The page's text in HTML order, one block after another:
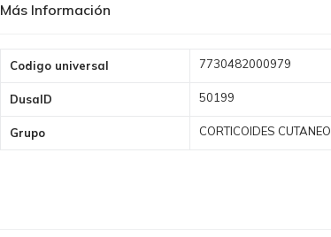
Más Información
Información
Codigo universal 7730482000979
DusaID 50199
Grupo CORTICOIDES CUTANEO